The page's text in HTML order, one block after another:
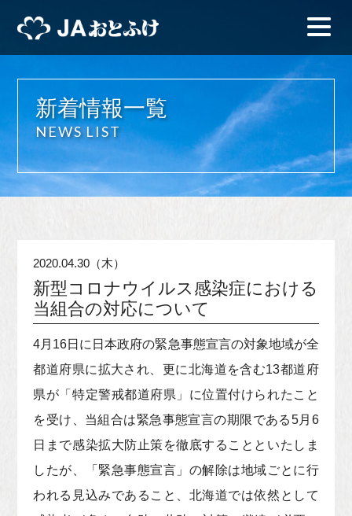
新着情報一覧
NEWS LIST
2020.04.30（木）
新型コロナウイルス感染症における
当組合の対応について
4月16日に日本政府の緊急事態宣言の対象地域が全
都道府県に拡大され、更に北海道を含む13都道府
県が「特定警戒都道府県」に位置付けられたこと
を受け、当組合は緊急事態宣言の期限である5月6
日まで感染拡大防止策を徹底することといたしま
したが、「緊急事態宣言」の解除は地域ごとに行
われる見込みであること、北海道では依然として